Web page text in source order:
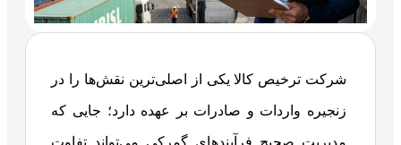
شرکت ترخیص کالا یکی از اصلی‌ترین نقش‌ها را در
زنجیره واردات و صادرات بر عهده دارد؛ جایی که
مدیریت صحیح فرآیندهای گمرکی می‌تواند تفاوت